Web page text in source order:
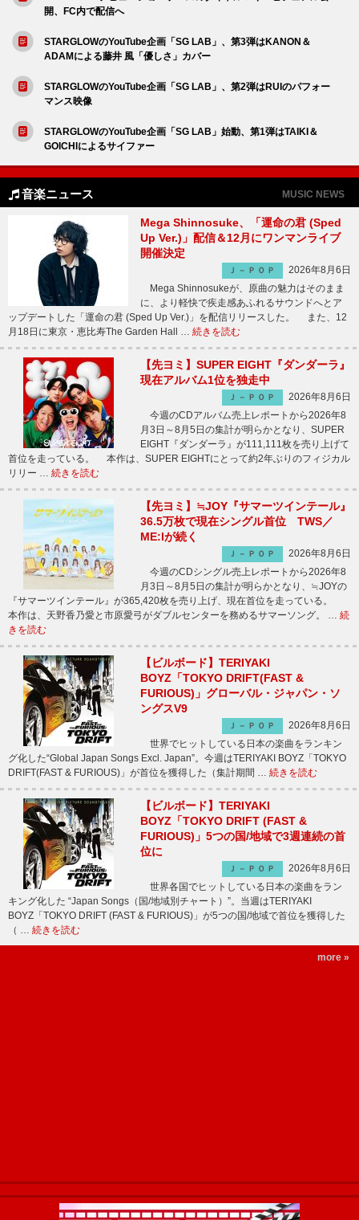
開、FC内で配信へ
STARGLOWのYouTube企画「SG LAB」、第3弾はKANON＆
ADAMによる藤井 風「優しさ」カバー
STARGLOWのYouTube企画「SG LAB」、第2弾はRUIのパフォー
マンス映像
STARGLOWのYouTube企画「SG LAB」始動、第1弾はTAIKI＆
GOICHIによるサイファー
音楽ニュース MUSIC NEWS
Mega Shinnosuke、「運命の君 (Sped
Up Ver.)」配信＆12月にワンマンライブ
開催決定
Ｊ－ＰＯＰ
2026年8月6日
Mega Shinnosukeが、原曲の魅力はそのまま
に、より軽快で疾走感あふれるサウンドへとア
ップデートした「運命の君 (Sped Up Ver.)」を配信リリースした。 また、12
月18日に東京・恵比寿The Garden Hall … 続きを読む
【先ヨミ】SUPER EIGHT『ダンダーラ』
現在アルバム1位を独走中
Ｊ－ＰＯＰ
2026年8月6日
今週のCDアルバム売上レポートから2026年8
月3日～8月5日の集計が明らかとなり、SUPER
EIGHT『ダンダーラ』が111,111枚を売り上げて
首位を走っている。 本作は、SUPER EIGHTにとって約2年ぶりのフィジカル
リリー … 続きを読む
【先ヨミ】≒JOY『サマーツインテール』
36.5万枚で現在シングル首位 TWS／
ME:Iが続く
Ｊ－ＰＯＰ
2026年8月6日
今週のCDシングル売上レポートから2026年8
月3日～8月5日の集計が明らかとなり、≒JOYの
『サマーツインテール』が365,420枚を売り上げ、現在首位を走っている。
本作は、天野香乃愛と市原愛弓がダブルセンターを務めるサマーソング。 … 続
きを読む
【ビルボード】TERIYAKI
BOYZ「TOKYO DRIFT(FAST &
FURIOUS)」グローバル・ジャパン・ソ
ングスV9
Ｊ－ＰＯＰ
2026年8月6日
世界でヒットしている日本の楽曲をランキン
グ化した“Global Japan Songs Excl. Japan”。今週はTERIYAKI BOYZ「TOKYO
DRIFT(FAST & FURIOUS)」が首位を獲得した（集計期間 … 続きを読む
【ビルボード】TERIYAKI
BOYZ「TOKYO DRIFT (FAST &
FURIOUS)」5つの国/地域で3週連続の首
位に
Ｊ－ＰＯＰ
2026年8月6日
世界各国でヒットしている日本の楽曲をラン
キング化した “Japan Songs（国/地域別チャート）”。当週はTERIYAKI
BOYZ「TOKYO DRIFT (FAST & FURIOUS)」が5つの国/地域で首位を獲得した
（ … 続きを読む
more »